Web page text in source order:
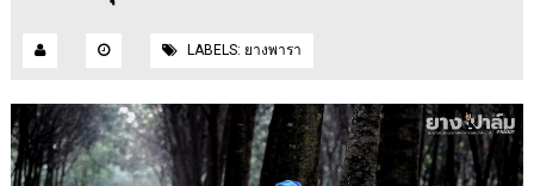
LABELS: ยางพารา